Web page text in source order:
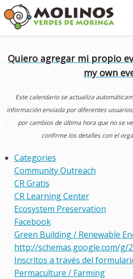
Skip
to
content
Quiero agregar mi propio
my own
Este calendario se actualiza
información enviada por diferentes
por cambios de última hora que no se
confirme los detalles con el
Categories
Community Outreach
CR Gratis
CR Learning Center
Ecosystem Preservation
Facebook
Green Building / Renewable
http://schemas.google.com/g/
Inscritos a través del
Permaculture / Farming